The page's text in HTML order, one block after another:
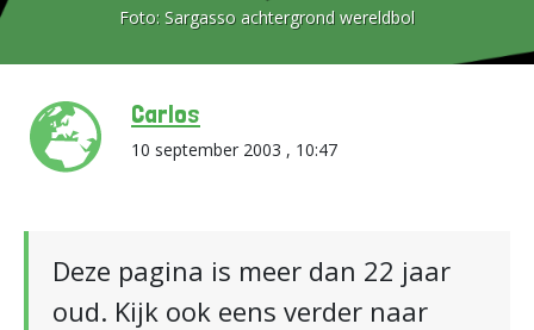
Foto: Sargasso achtergrond wereldbol
Carlos
10 september 2003 , 10:47
Deze pagina is meer dan 22 jaar
oud. Kijk ook eens verder naar